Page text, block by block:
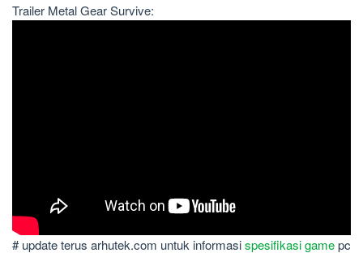
Trailer Metal Gear Survive:
# update terus arhutek.com untuk informasispesifikasi gamepc